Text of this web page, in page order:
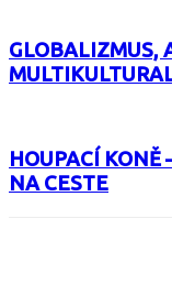
GLOBALIZMUS,
HOUPACÍ KONĚ
NA CESTE